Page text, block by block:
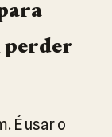
perder
É usar o